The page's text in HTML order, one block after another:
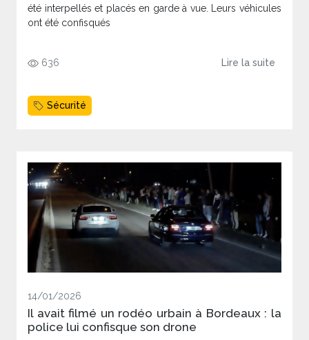
été interpellés et placés en garde à vue. Leurs véhicules
ont été confisqués
636 Lire la suite
Sécurité
14/01/2026
Il avait filmé un rodéo urbain à Bordeaux : la
police lui confisque son drone